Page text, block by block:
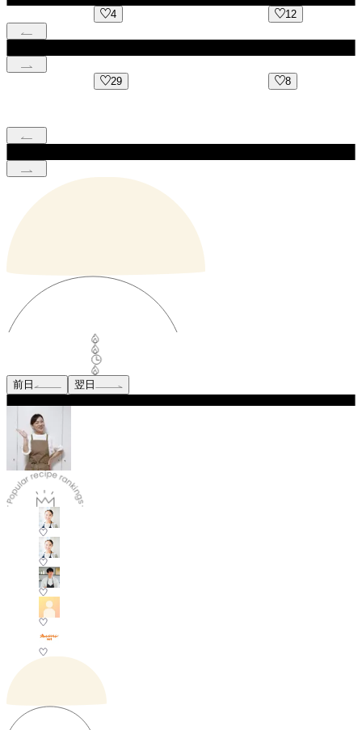
4 12
29 8
前日 翌日